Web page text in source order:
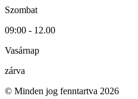
Szombat
09:00 - 12.00
Vasárnap
zárva
© Minden jog fenntartva 2026